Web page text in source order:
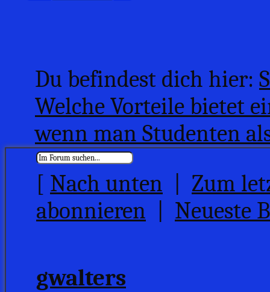
Du befindest dich hier:
Welche Vorteile bietet
wenn man Studenten
[ Nach unten
Zum
abonnieren
Neueste
gwalters